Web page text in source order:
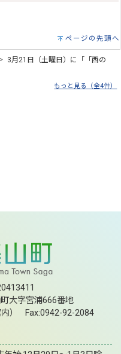
ページの先頭へ
3月21日（土曜日）に「「西の
もっと見る（全4件）
大字宮浦666番地
内） Fax:0942-92-2084